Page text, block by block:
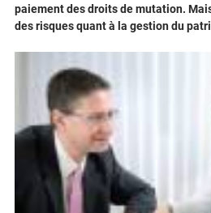
paiement des droits de mutation.
des risques quant à la gestion du